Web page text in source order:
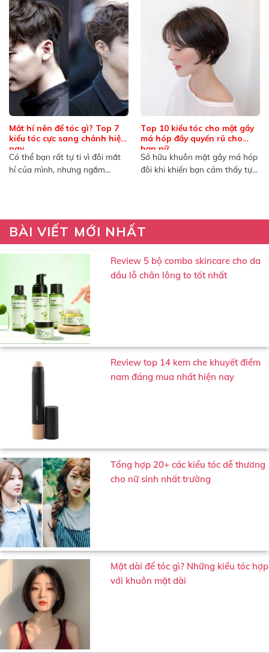
Mắt hí nên để tóc gì? Top 7
kiểu tóc cực sang chảnh hiện
nay
Có thể bạn rất tự ti vì đôi mắt
hí của mình, nhưng ngắm
Top 10 kiểu tóc cho mặt gầy
má hóp đầy quyến rũ cho
bạn nữ
Sở hữu khuôn mặt gầy má hóp
đôi khi khiến bạn cảm thấy tự
BÀI VIẾT MỚI NHẤT
Review 5 bộ combo skincare cho da
dầu lỗ chân lông to tốt nhất
Review top 14 kem che khuyết điểm
nam đáng mua nhất hiện nay
Tổng hợp 20+ các kiểu tóc dễ thương
cho nữ sinh nhất trường
Mặt dài để tóc gì? Những kiểu tóc hợp
với khuôn mặt dài